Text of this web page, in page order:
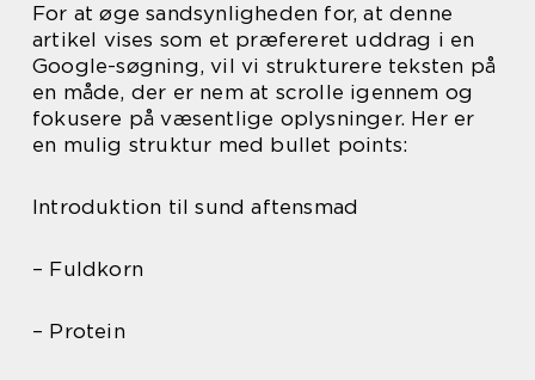
For at øge sandsynligheden for, at denne
artikel vises som et præfereret uddrag i en
Google-søgning, vil vi strukturere teksten på
en måde, der er nem at scrolle igennem og
fokusere på væsentlige oplysninger. Her er
en mulig struktur med bullet points:
Introduktion til sund aftensmad
– Fuldkorn
– Protein